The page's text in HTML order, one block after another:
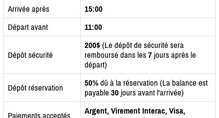
Arrivée après
15:00
Départ avant
11:00
Dépôt sécurité
200$ (Le dépôt de sécurité sera
remboursé dans les 7 jours après le
départ)
Dépôt réservation 50% dû à la réservation (La balance est
payable 30 jours avant l'arrivée)
Paiements acceptés
Argent, Virement Interac, Visa,